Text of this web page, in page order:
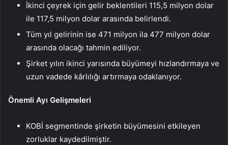
İkinci çeyrek için gelir beklentileri 115,5 milyon dolar
ile 117,5 milyon dolar arasında belirlendi.
Tüm yıl gelirinin ise 471 milyon ila 477 milyon dolar
arasında olacağı tahmin ediliyor.
Şirket yılın ikinci yarısında büyümeyi hızlandırmaya ve
uzun vadede kârlılığı artırmaya odaklanıyor.
Önemli Ayı Gelişmeleri
KOBİ segmentinde şirketin büyümesini etkileyen
zorluklar kaydedilmiştir.